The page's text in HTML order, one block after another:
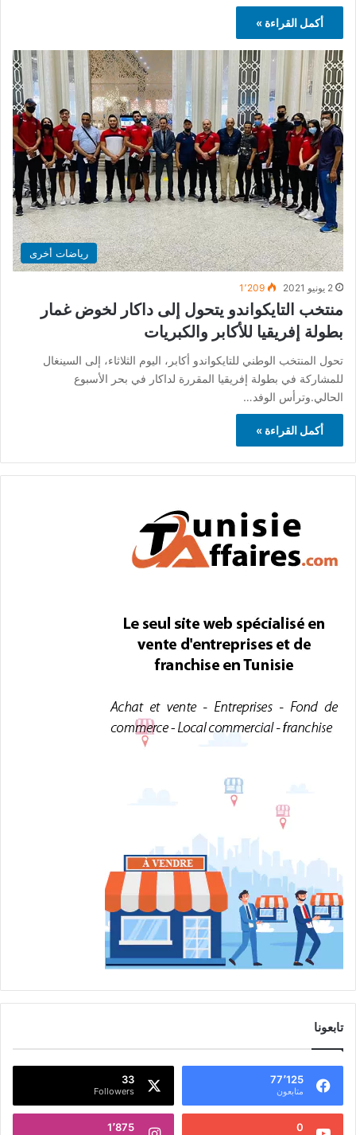
أكمل القراءة »
رياضات أخرى
2 يونيو 2021 1٬209
منتخب التايكواندو يتحول إلى داكار لخوض غمار
بطولة إفريقيا للأكابر والكبريات
تحول المنتخب الوطني للتايكواندو أكابر، اليوم الثلاثاء، إلى السينغال
للمشاركة في بطولة إفريقيا المقررة لداكار في بحر الأسبوع
الحالي.وترأس الوفد…
أكمل القراءة »
تابعونا
77٬125
متابعون
33
Followers
0 1٬875